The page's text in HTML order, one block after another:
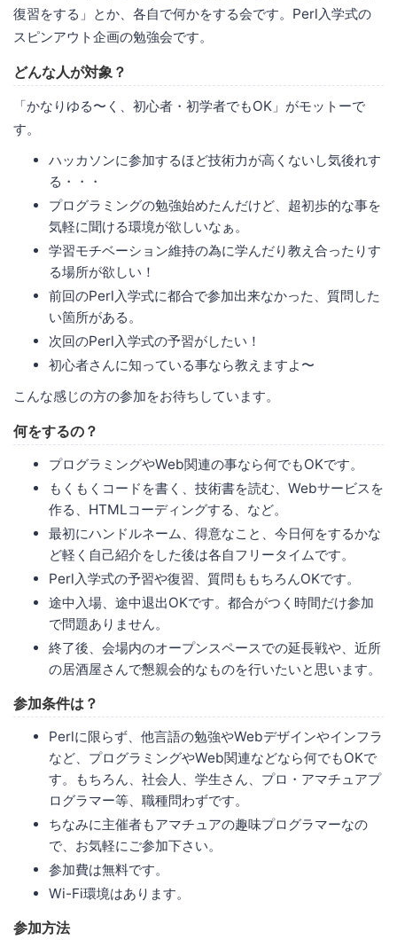
復習をする」とか、各自で何かをする会です。Perl入学式の
スピンアウト企画の勉強会です。
どんな人が対象？
「かなりゆる〜く、初心者・初学者でもOK」がモットーで
す。
ハッカソンに参加するほど技術力が高くないし気後れす
る・・・
プログラミングの勉強始めたんだけど、超初歩的な事を
気軽に聞ける環境が欲しいなぁ。
学習モチベーション維持の為に学んだり教え合ったりす
る場所が欲しい！
前回のPerl入学式に都合で参加出来なかった、質問した
い箇所がある。
次回のPerl入学式の予習がしたい！
初心者さんに知っている事なら教えますよ〜
こんな感じの方の参加をお待ちしています。
何をするの？
プログラミングやWeb関連の事なら何でもOKです。
もくもくコードを書く、技術書を読む、Webサービスを
作る、HTMLコーディングする、など。
最初にハンドルネーム、得意なこと、今日何をするかな
ど軽く自己紹介をした後は各自フリータイムです。
Perl入学式の予習や復習、質問ももちろんOKです。
途中入場、途中退出OKです。都合がつく時間だけ参加
で問題ありません。
終了後、会場内のオープンスペースでの延長戦や、近所
の居酒屋さんで懇親会的なものを行いたいと思います。
参加条件は？
Perlに限らず、他言語の勉強やWebデザインやインフラ
など、プログラミングやWeb関連などなら何でもOKで
す。もちろん、社会人、学生さん、プロ・アマチュアプ
ログラマー等、職種問わずです。
ちなみに主催者もアマチュアの趣味プログラマーなの
で、お気軽にご参加下さい。
参加費は無料です。
Wi-Fi環境はあります。
参加方法